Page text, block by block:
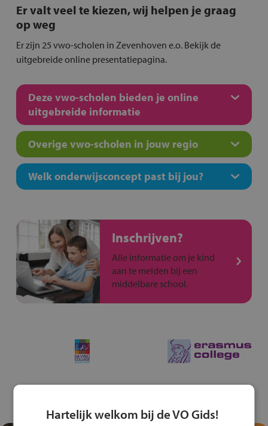
Er valt veel te kiezen, wij helpen je graag
op weg
Er zijn 25 vwo-scholen in Zevenhoven e.o. Bekijk de
uitgebreide online presentatiepagina.
Deze vwo-scholen bieden je online
uitgebreide informatie
Overige vwo-scholen in jouw regio
Welk onderwijsconcept past bij jou?
Inschrijven?
Alle informatie om je kind
aan te melden bij een
middelbare school.
Hartelijk welkom bij de VO Gids!